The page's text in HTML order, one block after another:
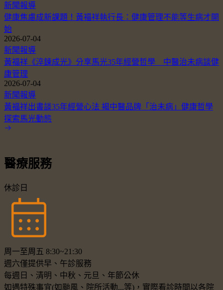
新聞報導
健康焦慮成新課題！黃福祥執行長：健康管理不能等生病才開
始
2026-07-04
新聞報導
黃福祥《淬鍊成光》分享馬光35年經營哲學 中醫治未病談健
康管理
2026-07-04
新聞報導
黃福祥出書談35年經營心法 揭中醫品牌「治未病」健康哲學
探索馬光動態
醫療服務
休診日
周一至周五 8:30~21:30
週六僅提供早、午診服務
每週日、清明、中秋、元旦、年節公休
如遇特殊事宜(如颱風、院所活動...等)，實際看診時間以各院